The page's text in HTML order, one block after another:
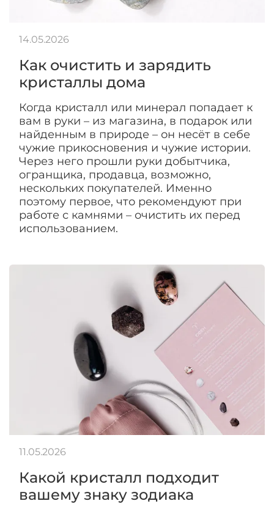
Как очистить и зарядить
кристаллы дома
Когда кристалл или минерал попадает к
вам в руки – из магазина, в подарок или
найденным в природе – он несёт в себе
чужие прикосновения и чужие истории.
Через него прошли руки добытчика,
огранщика, продавца, возможно,
нескольких покупателей. Именно
поэтому первое, что рекомендуют при
работе с камнями – очистить их перед
использованием.
14.05.2026
Какой кристалл подходит
вашему знаку зодиака
11.05.2026